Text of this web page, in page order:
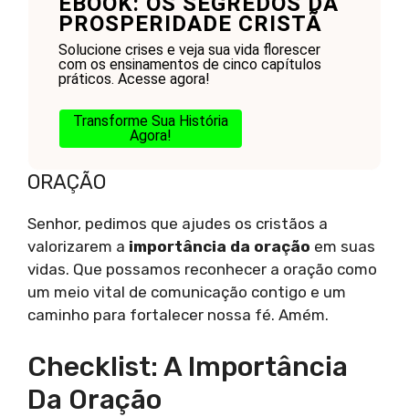
PROSPERIDADE CRISTÃ
Solucione crises e veja sua vida florescer
com os ensinamentos de cinco capítulos
práticos. Acesse agora!
Transforme Sua História
Agora!
ORAÇÃO
Senhor, pedimos que ajudes os cristãos a
valorizarem a importância da oração em suas
vidas. Que possamos reconhecer a oração como
um meio vital de comunicação contigo e um
caminho para fortalecer nossa fé. Amém.
Checklist: A Importância
Da Oração